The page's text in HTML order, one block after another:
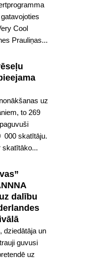
Cool
Prauliņas...
uz
to 269
000 skatītāju.
skatītāko...
dalību
dziedātāja un
guvusi
uz